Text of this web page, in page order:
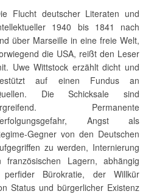
Flucht deutscher Literaten und
1940 bis 1841 nach
über Marseille in eine freie Welt,
die USA, reißt den Leser
Uwe Wittstock erzählt dicht und
auf einen Fundus an
Die Schicksale sind
Permanente
Angst als
Gegner von den Deutschen
zu werden, Internierung
französischen Lagern, abhängig
Bürokratie, der Willkür
Status und bürgerlicher Existenz